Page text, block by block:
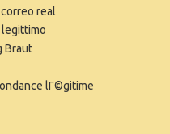
real
Braut
lГ©gitime